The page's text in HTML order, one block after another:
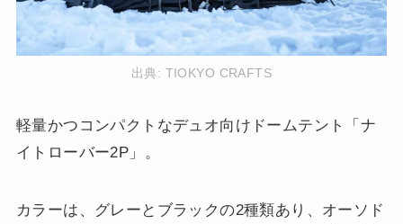
出典: TIOKYO CRAFTS
軽量かつコンパクトなデュオ向けドームテント「ナ
イトローバー2P」。
カラーは、グレーとブラックの2種類あり、オーソド